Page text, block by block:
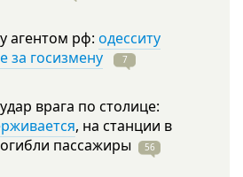
агентом рф: одесситу
за госизмену
7
врага по столице:
, на станции в
пассажиры 56